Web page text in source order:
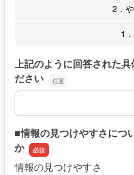
2．
1
上記のように回答された
ださい
上記のように回答された
■情報の見つけやすさにつ
か
情報の見つけやすさ